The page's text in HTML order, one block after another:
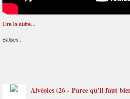
Lire la suite...
Balises :
Alvéoles (26 - Parce qu'il faut